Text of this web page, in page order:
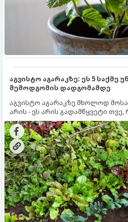
აგვისტო აგარაკზე: ეს 5 საქმე
შემოდგომის დადგომამდე
აგვისტო აგარაკზე მხოლოდ
არის - ეს არის გადამწყვეტი
ეყრება მომავალი წლის
შემოდგომა-ზამთრის
ნიადაგმა ენერგია აღიდგინოს,
ზამთარს გაუძლონ, აგვისტოს
მნიშვნელოვანი საქმის